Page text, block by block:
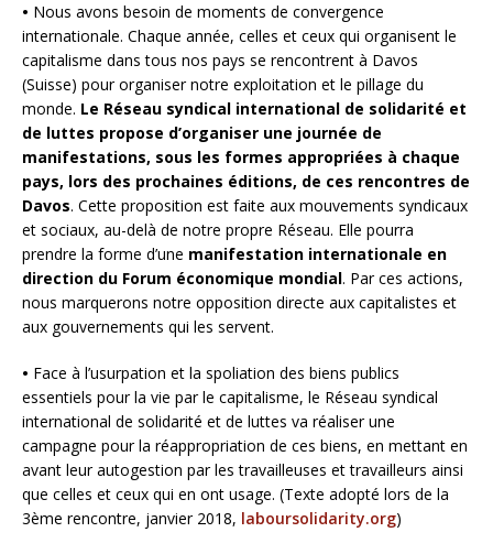
• Nous avons besoin de moments de convergence
internationale. Chaque année, celles et ceux qui organisent le
capitalisme dans tous nos pays se rencontrent à Davos
(Suisse) pour organiser notre exploitation et le pillage du
monde. Le Réseau syndical international de solidarité et
de luttes propose d’organiser une journée de
manifestations, sous les formes appropriées à chaque
pays, lors des prochaines éditions, de ces rencontres de
Davos. Cette proposition est faite aux mouvements syndicaux
et sociaux, au-delà de notre propre Réseau. Elle pourra
prendre la forme d’une manifestation internationale en
direction du Forum économique mondial. Par ces actions,
nous marquerons notre opposition directe aux capitalistes et
aux gouvernements qui les servent.
• Face à l’usurpation et la spoliation des biens publics
essentiels pour la vie par le capitalisme, le Réseau syndical
international de solidarité et de luttes va réaliser une
campagne pour la réappropriation de ces biens, en mettant en
avant leur autogestion par les travailleuses et travailleurs ainsi
que celles et ceux qui en ont usage. (Texte adopté lors de la
3ème rencontre, janvier 2018, laboursolidarity.org)